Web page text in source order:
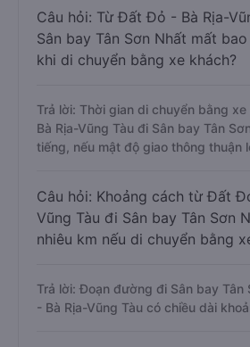
Câu hỏi: Từ Đất Đỏ - Bà Rịa-
Sân bay Tân Sơn Nhất mất
khi di chuyển bằng xe khách?
Trả lời: Thời gian di chuyển bằng
Bà Rịa-Vũng Tàu đi Sân bay Tân
tiếng, nếu mật độ giao thông thuận
Câu hỏi: Khoảng cách từ Đất
Vũng Tàu đi Sân bay Tân Sơn
nhiêu km nếu di chuyển bằng
Trả lời: Đoạn đường đi Sân bay
- Bà Rịa-Vũng Tàu có chiều dài